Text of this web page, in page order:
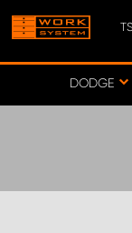
DODGE